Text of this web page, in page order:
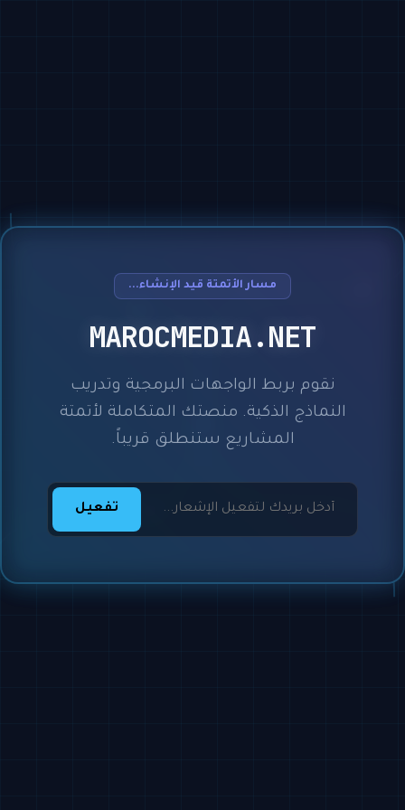
مسار الأتمتة قيد الإنشاء...
MAROCMEDIA.NET
نقوم بربط الواجهات البرمجية وتدريب
النماذج الذكية. منصتك المتكاملة لأتمتة
المشاريع ستنطلق قريباً.
تفعيل